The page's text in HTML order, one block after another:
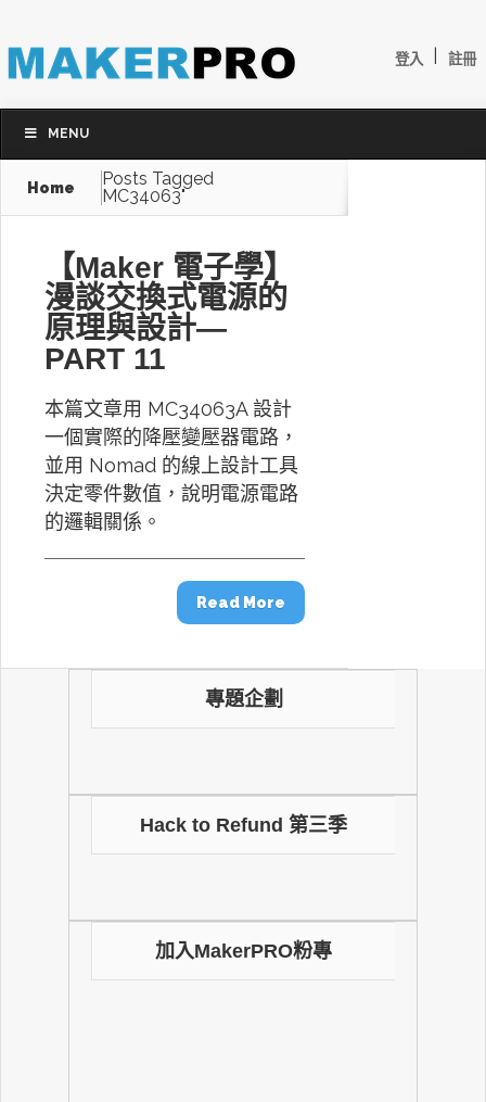
登入 註冊
MENU
Home
Posts Tagged
MC34063"
【Maker 電子學】
漫談交換式電源的
原理與設計—
PART 11
本篇文章用 MC34063A 設計
一個實際的降壓變壓器電路，
並用 Nomad 的線上設計工具
決定零件數值，說明電源電路
的邏輯關係。
Read More
專題企劃
Hack to Refund 第三季
加入MakerPRO粉專